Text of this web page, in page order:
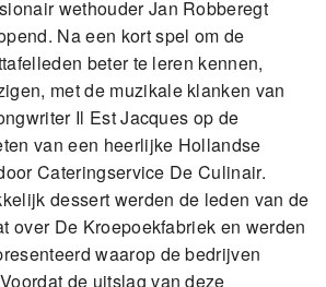
wethouder Jan Robberegt
Na een kort spel om de
beter te leren kennen,
met de muzikale klanken van
Il Est Jacques op de
van een heerlijke Hollandse
Cateringservice De Culinair.
dessert werden de leden van de
over De Kroepoekfabriek en werden
waarop de bedrijven
de uitslag van deze